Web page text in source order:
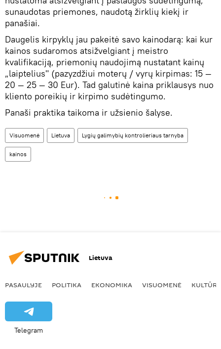
sunaudotas priemones, naudotą žirklių kiekį ir
panašiai.
Daugelis kirpyklų jau pakeitė savo kainodarą: kai kur
kainos sudaromos atsižvelgiant į meistro
kvalifikaciją, priemonių naudojimą nustatant kainų
„laiptelius" (pazyzdžiui moterų / vyrų kirpimas: 15 —
20 — 25 — 30 Eur). Tad galutinė kaina priklausys nuo
kliento poreikių ir kirpimo sudėtingumo.
Panaši praktika taikoma ir užsienio šalyse.
Visuomenė Lietuva Lygių galimybių kontrolieriaus tarnyba
kainos
Lietuva
PASAULYJE POLITIKA EKONOMIKA VISUOMENĖ KULTŪRA
Telegram